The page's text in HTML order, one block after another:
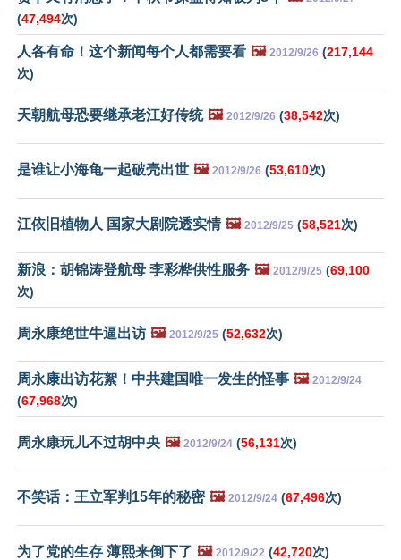
(47,494次)
人各有命！这个新闻每个人都需要看 🖼️ 2012/9/26 (217,144
次)
天朝航母恐要继承老江好传统 🖼️ 2012/9/26 (38,542次)
是谁让小海龟一起破壳出世 🖼️ 2012/9/26 (53,610次)
江依旧植物人 国家大剧院透实情 🖼️ 2012/9/25 (58,521次)
新浪：胡锦涛登航母 李彩桦供性服务 🖼️ 2012/9/25 (69,100
次)
周永康绝世牛逼出访 🖼️ 2012/9/25 (52,632次)
周永康出访花絮！中共建国唯一发生的怪事 🖼️ 2012/9/24
(67,968次)
周永康玩儿不过胡中央 🖼️ 2012/9/24 (56,131次)
不笑话：王立军判15年的秘密 🖼️ 2012/9/24 (67,496次)
为了党的生存 薄熙来倒下了 🖼️ 2012/9/22 (42,720次)